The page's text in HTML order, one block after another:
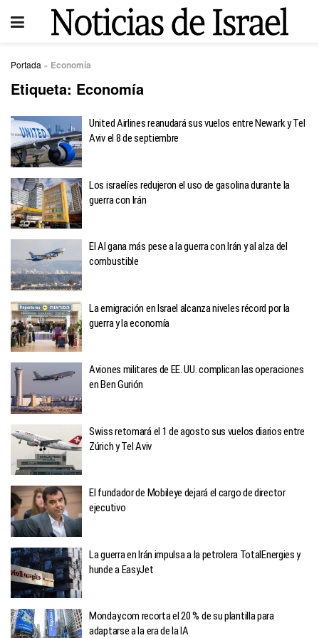
Portada » Economía
Etiqueta: Economía
United Airlines reanudará sus vuelos entre Newark y Tel
Aviv el 8 de septiembre
Los israelíes redujeron el uso de gasolina durante la
guerra con Irán
El Al gana más pese a la guerra con Irán y al alza del
combustible
La emigración en Israel alcanza niveles récord por la
guerra y la economía
Aviones militares de EE. UU. complican las operaciones
en Ben Gurión
Swiss retomará el 1 de agosto sus vuelos diarios entre
Zúrich y Tel Aviv
El fundador de Mobileye dejará el cargo de director
ejecutivo
La guerra en Irán impulsa a la petrolera TotalEnergies y
hunde a EasyJet
Monday.com recorta el 20 % de su plantilla para
adaptarse a la era de la IA